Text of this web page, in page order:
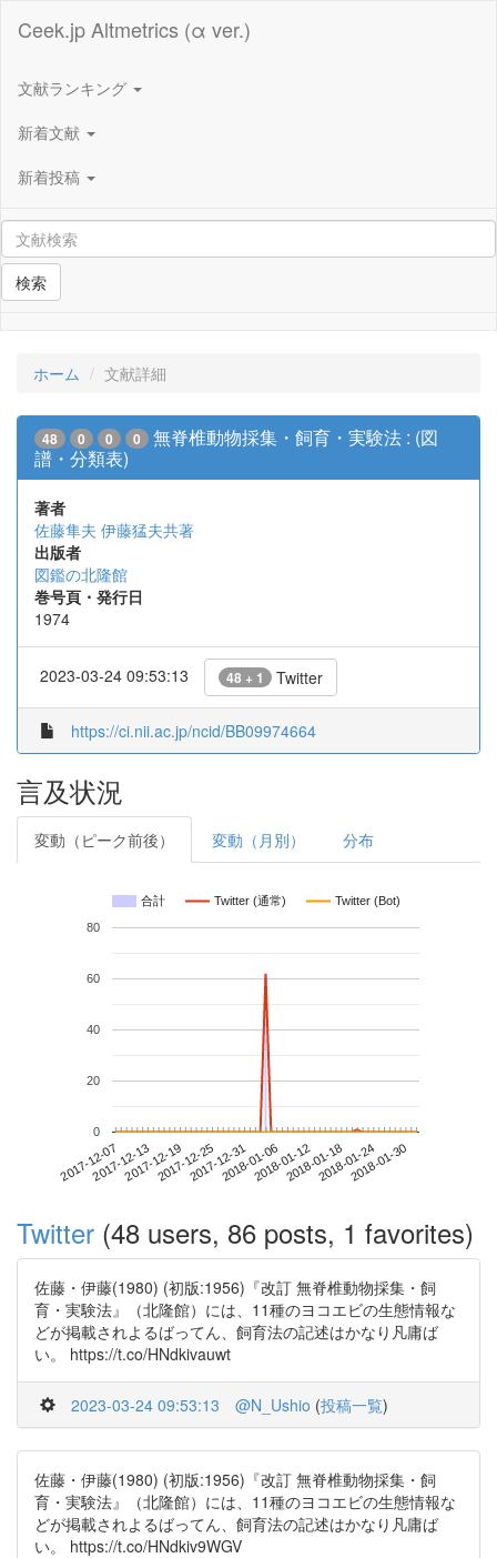
Ceek.jp Altmetrics (α ver.)
文献ランキング
新着文献
新着投稿
検索
ホーム 文献詳細
48 0 0 0
無脊椎動物採集・飼育・実験法 : (図
譜・分類表)
著者
佐藤隼夫 伊藤猛夫共著
出版者
図鑑の北隆館
巻号頁・発行日
1974
2023-03-24 09:53:13 48 + 1 Twitter
https://ci.nii.ac.jp/ncid/BB09974664
言及状況
変動（ピーク前後） 変動（月別） 分布
合計 Twitter (通常) Twitter (Bot)
2017-12-072017-12-132017-12-192017-12-252017-12-312018-01-062018-01-122018-01-182018-01-242018-01-30
0
20
40
60
80
Twitter (48 users, 86 posts, 1 favorites)
佐藤・伊藤(1980) (初版:1956)『改訂 無脊椎動物採集・飼
育・実験法』（北隆館）には、11種のヨコエビの生態情報な
どが掲載されよるばってん、飼育法の記述はかなり凡庸ば
い。 https://t.co/HNdkivauwt
2023-03-24 09:53:13 @N_Ushio (投稿一覧)
佐藤・伊藤(1980) (初版:1956)『改訂 無脊椎動物採集・飼
育・実験法』（北隆館）には、11種のヨコエビの生態情報な
どが掲載されよるばってん、飼育法の記述はかなり凡庸ば
い。 https://t.co/HNdkiv9WGV